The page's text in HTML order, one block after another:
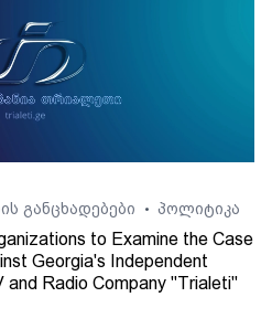
განცხადებები
• პოლიტიკა
to Examine the Case
Georgia's Independent
and Radio Company "Trialeti"